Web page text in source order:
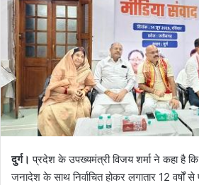
दुर्ग। प्रदेश के उपख्यमंत्री विजय शर्मा ने कहा है
जनादेश के साथ निर्वाचित होकर लगातार 12 वर्षों